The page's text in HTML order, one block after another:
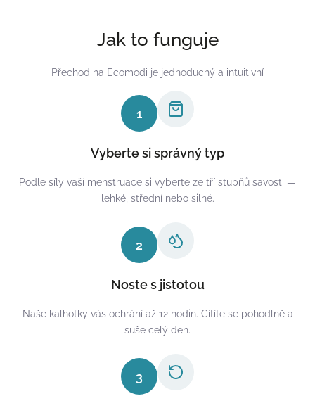
Jak to funguje
Přechod na Ecomodi je jednoduchý a intuitivní
1
Vyberte si správný typ
Podle síly vaší menstruace si vyberte ze tří stupňů savosti —
lehké, střední nebo silné.
2
Noste s jistotou
Naše kalhotky vás ochrání až 12 hodin. Cítíte se pohodlně a
suše celý den.
3